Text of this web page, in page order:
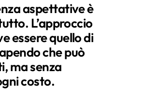
aspettative è
L’approccio
essere quello di
che può
ma senza
costo.